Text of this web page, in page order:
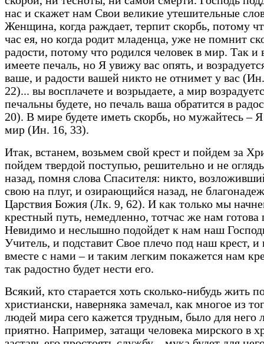
нас и скажет нам Свои великие утешительные
Женщина, когда раждает, терпит скорбь, потому
час ея, но когда родит младенца, уже не помнит
радости, потому что родился человек в мир. Так и
имеете печаль, но Я увижу вас опять, и
ваше, и радости вашей никто не отнимет у вас
22)... вы восплачете и возрыдаете, а мир
печальны будете, но печаль ваша обратится в
20). В мире будете иметь скорбь, но мужайтесь –
мир (Ин. 16, 33).
Итак, встанем, возьмем свой крест и пойдем за
пойдем твердой поступью, решительно и не
назад, помня слова Спасителя: никто,
свою на плуг, и озирающийся назад, не
Царствия Божия (Лк. 9, 62). И как только мы
крестный путь, немедленно, тотчас же нам
Невидимо и неслышно подойдет к нам наш
Учитель, и подставит Свое плечо под наш крест, и
вместе с нами – и таким легким покажется нам
так радостно будет нести его.
Всякий, кто старается хоть сколько-нибудь жить
христиански, наверняка замечал, как многое из
людей мира сего кажется трудным, было для него
приятно. Например, затащи человека мирского в